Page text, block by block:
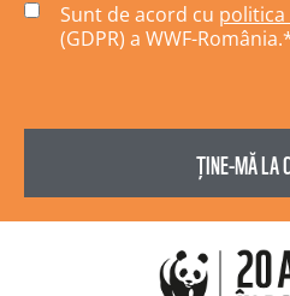
Sunt de acord cu
(GDPR) a WWF-România.